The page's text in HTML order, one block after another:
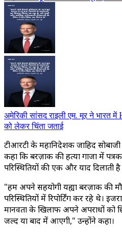
अमेरिकी सांसद राइली एम. मूर ने भारत में
को लेकर चिंता जताई
टीआरटी के महानिदेशक जाहिद
कहा कि बरज़ाक की हत्या गाजा में
परिस्थितियों की एक और याद दिलाती
"हम अपने सहयोगी यह्या बरज़ाक की
परिस्थितियों में रिपोर्टिंग कर रहे थे।
मानवता के खिलाफ अपने अपराधों को
जल्द या बाद में आएगी," उन्होंने कहा।